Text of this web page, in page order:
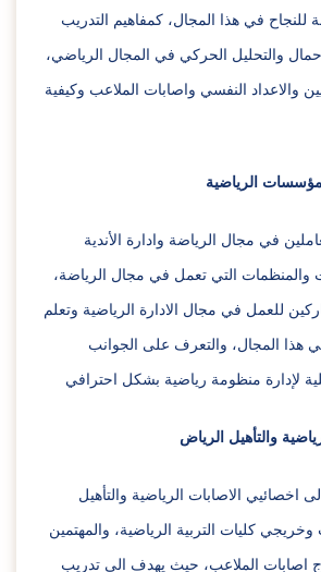
للنجاح في هذا المجال، كمفاهيم التدريب
والتحليل الحركي في المجال الرياضي،
والاعداد النفسي واصابات الملاعب وكيفية
في مجال الرياضة وادارة الأندية
والمنظمات التي تعمل في مجال الرياضة،
للعمل في مجال الادارة الرياضية وتعلم
هذا المجال، والتعرف على الجوانب
لإدارة منظومة رياضية بشكل احترافي
اخصائيي الاصابات الرياضية والتأهيل
كليات التربية الرياضية، والمهتمين
اصابات الملاعب، حيث يهدف الى تدريب